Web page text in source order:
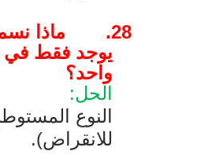
28.
ماذا
يوجد فقط في
واحد؟
الحل:
النوع
للانقراض).